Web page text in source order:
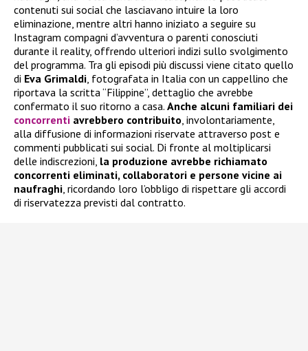
contenuti sui social che lasciavano intuire la loro
eliminazione, mentre altri hanno iniziato a seguire su
Instagram compagni d’avventura o parenti conosciuti
durante il reality, offrendo ulteriori indizi sullo svolgimento
del programma. Tra gli episodi più discussi viene citato quello
di Eva Grimaldi, fotografata in Italia con un cappellino che
riportava la scritta “Filippine”, dettaglio che avrebbe
confermato il suo ritorno a casa. Anche alcuni familiari dei
concorrenti avrebbero contribuito, involontariamente,
alla diffusione di informazioni riservate attraverso post e
commenti pubblicati sui social. Di fronte al moltiplicarsi
delle indiscrezioni, la produzione avrebbe richiamato
concorrenti eliminati, collaboratori e persone vicine ai
naufraghi, ricordando loro l’obbligo di rispettare gli accordi
di riservatezza previsti dal contratto.